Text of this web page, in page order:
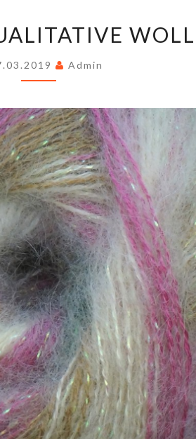
QUALITATIVE
WOLLEAdmin